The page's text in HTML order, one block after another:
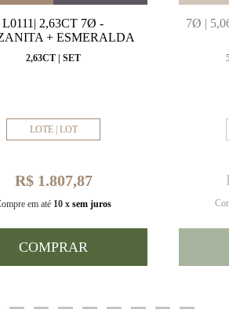
L0111| 2,63CT 7Ø -
+ ESMERALDA
2,63CT | SET
LOTE | LOT
R$ 1.807,87
em até 10 x sem juros
COMPRAR
7Ø |